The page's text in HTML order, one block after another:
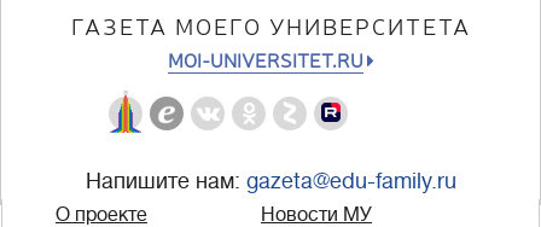
ГАЗЕТА МОЕГО УНИВЕРСИТЕТА
MOI-UNIVERSITET.RU
Напишите нам: gazeta@edu-family.ru
О проекте
Новости МУ